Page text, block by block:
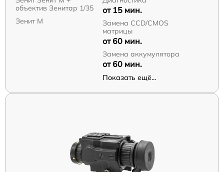
объектив Зенитар 1/35
Зенит M
от 15 мин.
Замена CCD/CMOS
матрицы
от 60 мин.
Замена аккумулятора
от 60 мин.
Показать ещё...